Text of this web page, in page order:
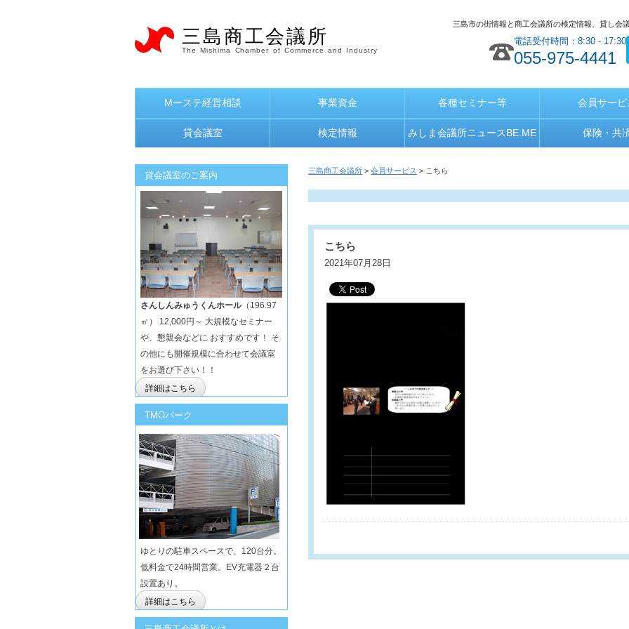
三島商工会議所
The Mishima Chamber of Commerce and Industry
三島市の街情報と商工会議所の検定情報、貸し会
電話受付時間：8:30 - 17:30
055-975-4441
Mーステ経営相談 事業資金 各種セミナー等 会員サービ
貸会議室 検定情報 みしま会議所ニュースBE.ME 保険・共
三島商工会議所 >会員サービス > こちら
こちら
2021年07月28日
貸会議室のご案内
さんしんみゅうくんホール（196.97
㎡） 12,000円～ 大規模なセミナー
や、懇親会などに おすすめです！ そ
の他にも開催規模に合わせて会議室
をお選び下さい！！
詳細はこちら
TMOパーク
ゆとりの駐車スペースで、120台分。
低料金で24時間営業。EV充電器２台
設置あり。
詳細はこちら